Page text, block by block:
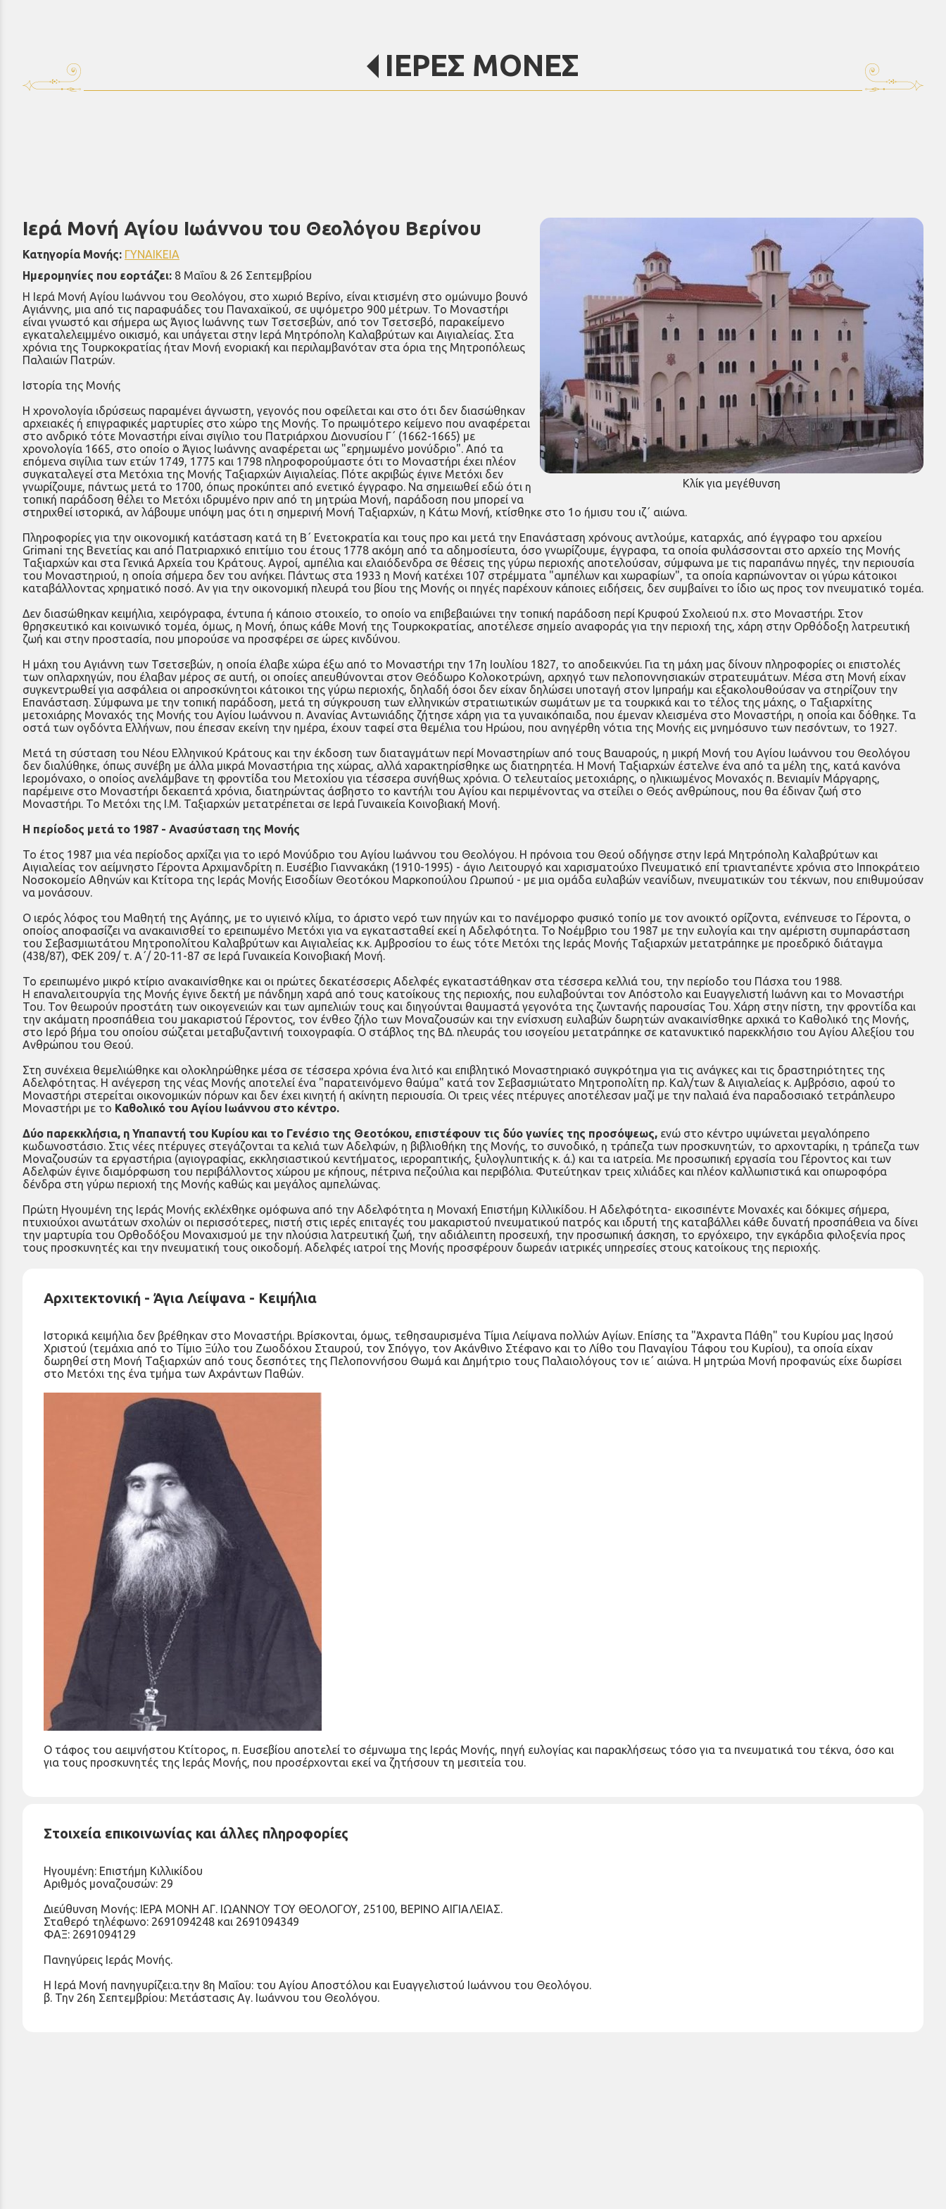
ΙΕΡΕΣ ΜΟΝΕΣ
Κλίκ για μεγέθυνση
Ιερά Μονή Αγίου Ιωάννου του Θεολόγου Βερίνου
Κατηγορία Μονής: ΓΥΝΑΙΚΕΙΑ
Ημερομηνίες που εορτάζει: 8 Μαΐου & 26 Σεπτεμβρίου
Η Ιερά Μονή Αγίου Ιωάννου του Θεολόγου, στο χωριό Βερίνο, είναι κτισμένη στο ομώνυμο βουνό
Αγιάννης, μια από τις παραφυάδες του Παναχαïκού, σε υψόμετρο 900 μέτρων. Το Μοναστήρι
είναι γνωστό και σήμερα ως Άγιος Ιωάννης των Τσετσεβών, από τον Τσετσεβό, παρακείμενο
εγκαταλελειμμένο οικισμό, και υπάγεται στην Ιερά Μητρόπολη Καλαβρύτων και Αιγιαλείας. Στα
χρόνια της Τουρκοκρατίας ήταν Μονή ενοριακή και περιλαμβανόταν στα όρια της Μητροπόλεως
Παλαιών Πατρών.
Ιστορία της Μονής
Η χρονολογία ιδρύσεως παραμένει άγνωστη, γεγονός που οφείλεται και στο ότι δεν διασώθηκαν
αρχειακές ή επιγραφικές μαρτυρίες στο χώρο της Μονής. Το πρωιμότερο κείμενο που αναφέρεται
στο ανδρικό τότε Μοναστήρι είναι σιγίλιο του Πατριάρχου Διονυσίου Γ΄ (1662-1665) με
χρονολογία 1665, στο οποίο ο Άγιος Ιωάννης αναφέρεται ως "ερημωμένο μονύδριο". Από τα
επόμενα σιγίλια των ετών 1749, 1775 και 1798 πληροφορούμαστε ότι το Μοναστήρι έχει πλέον
συγκαταλεγεί στα Μετόχια της Μονής Ταξιαρχών Αιγιαλείας. Πότε ακριβώς έγινε Μετόχι δεν
γνωρίζουμε, πάντως μετά το 1700, όπως προκύπτει από ενετικό έγγραφο. Να σημειωθεί εδώ ότι η
τοπική παράδοση θέλει το Μετόχι ιδρυμένο πριν από τη μητρώα Μονή, παράδοση που μπορεί να
στηριχθεί ιστορικά, αν λάβουμε υπόψη μας ότι η σημερινή Μονή Ταξιαρχών, η Κάτω Μονή, κτίσθηκε στο 1ο ήμισυ του ιζ΄ αιώνα.
Πληροφορίες για την οικονομική κατάσταση κατά τη Β΄ Ενετοκρατία και τους προ και μετά την Επανάσταση χρόνους αντλούμε, καταρχάς, από έγγραφο του αρχείου
Grimani της Βενετίας και από Πατριαρχικό επιτίμιο του έτους 1778 ακόμη από τα αδημοσίευτα, όσο γνωρίζουμε, έγγραφα, τα οποία φυλάσσονται στο αρχείο της Μονής
Ταξιαρχών και στα Γενικά Αρχεία του Κράτους. Αγροί, αμπέλια και ελαιόδενδρα σε θέσεις της γύρω περιοχής αποτελούσαν, σύμφωνα με τις παραπάνω πηγές, την περιουσία
του Μοναστηριού, η οποία σήμερα δεν του ανήκει. Πάντως στα 1933 η Μονή κατέχει 107 στρέμματα "αμπέλων και χωραφίων", τα οποία καρπώνονταν οι γύρω κάτοικοι
καταβάλλοντας χρηματικό ποσό. Αν για την οικονομική πλευρά του βίου της Μονής οι πηγές παρέχουν κάποιες ειδήσεις, δεν συμβαίνει το ίδιο ως προς τον πνευματικό τομέα.
Δεν διασώθηκαν κειμήλια, χειρόγραφα, έντυπα ή κάποιο στοιχείο, το οποίο να επιβεβαιώνει την τοπική παράδοση περί Κρυφού Σχολειού π.χ. στο Μοναστήρι. Στον
θρησκευτικό και κοινωνικό τομέα, όμως, η Μονή, όπως κάθε Μονή της Τουρκοκρατίας, αποτέλεσε σημείο αναφοράς για την περιοχή της, χάρη στην Ορθόδοξη λατρευτική
ζωή και στην προστασία, που μπορούσε να προσφέρει σε ώρες κινδύνου.
Η μάχη του Αγιάννη των Τσετσεβών, η οποία έλαβε χώρα έξω από το Μοναστήρι την 17η Ιουλίου 1827, το αποδεικνύει. Για τη μάχη μας δίνουν πληροφορίες οι επιστολές
των οπλαρχηγών, που έλαβαν μέρος σε αυτή, οι οποίες απευθύνονται στον Θεόδωρο Κολοκοτρώνη, αρχηγό των πελοποννησιακών στρατευμάτων. Μέσα στη Μονή είχαν
συγκεντρωθεί για ασφάλεια οι απροσκύνητοι κάτοικοι της γύρω περιοχής, δηλαδή όσοι δεν είχαν δηλώσει υποταγή στον Ιμπραήμ και εξακολουθούσαν να στηρίζουν την
Επανάσταση. Σύμφωνα με την τοπική παράδοση, μετά τη σύγκρουση των ελληνικών στρατιωτικών σωμάτων με τα τουρκικά και το τέλος της μάχης, ο Ταξιαρχίτης
μετοχιάρης Μοναχός της Μονής του Αγίου Ιωάννου π. Ανανίας Αντωνιάδης ζήτησε χάρη για τα γυναικόπαιδα, που έμεναν κλεισμένα στο Μοναστήρι, η οποία και δόθηκε. Τα
οστά των ογδόντα Ελλήνων, που έπεσαν εκείνη την ημέρα, έχουν ταφεί στα θεμέλια του Ηρώου, που ανηγέρθη νότια της Μονής εις μνημόσυνο των πεσόντων, το 1927.
Μετά τη σύσταση του Νέου Ελληνικού Κράτους και την έκδοση των διαταγμάτων περί Μοναστηρίων από τους Βαυαρούς, η μικρή Μονή του Αγίου Ιωάννου του Θεολόγου
δεν διαλύθηκε, όπως συνέβη με άλλα μικρά Μοναστήρια της χώρας, αλλά χαρακτηρίσθηκε ως διατηρητέα. Η Μονή Ταξιαρχών έστελνε ένα από τα μέλη της, κατά κανόνα
Ιερομόναχο, ο οποίος ανελάμβανε τη φροντίδα του Μετοχίου για τέσσερα συνήθως χρόνια. Ο τελευταίος μετοχιάρης, ο ηλικιωμένος Μοναχός π. Βενιαμίν Μάργαρης,
παρέμεινε στο Μοναστήρι δεκαεπτά χρόνια, διατηρώντας άσβηστο το καντήλι του Αγίου και περιμένοντας να στείλει ο Θεός ανθρώπους, που θα έδιναν ζωή στο
Μοναστήρι. Το Μετόχι της Ι.Μ. Ταξιαρχών μετατρέπεται σε Ιερά Γυναικεία Κοινοβιακή Μονή.
Η περίοδος μετά το 1987 - Ανασύσταση της Μονής
Το έτος 1987 μια νέα περίοδος αρχίζει για το ιερό Μονύδριο του Αγίου Ιωάννου του Θεολόγου. Η πρόνοια του Θεού οδήγησε στην Ιερά Μητρόπολη Καλαβρύτων και
Αιγιαλείας τον αείμνηστο Γέροντα Αρχιμανδρίτη π. Ευσέβιο Γιαννακάκη (1910-1995) - άγιο Λειτουργό και χαρισματούχο Πνευματικό επί τριανταπέντε χρόνια στο Ιπποκράτειο
Νοσοκομείο Αθηνών και Κτίτορα της Ιεράς Μονής Εισοδίων Θεοτόκου Μαρκοπούλου Ωρωπού - με μια ομάδα ευλαβών νεανίδων, πνευματικών του τέκνων, που επιθυμούσαν
να μονάσουν.
Ο ιερός λόφος του Μαθητή της Αγάπης, με το υγιεινό κλίμα, το άριστο νερό των πηγών και το πανέμορφο φυσικό τοπίο με τον ανοικτό ορίζοντα, ενέπνευσε το Γέροντα, ο
οποίος αποφασίζει να ανακαινισθεί το ερειπωμένο Μετόχι για να εγκατασταθεί εκεί η Αδελφότητα. Το Νοέμβριο του 1987 με την ευλογία και την αμέριστη συμπαράσταση
του Σεβασμιωτάτου Μητροπολίτου Καλαβρύτων και Αιγιαλείας κ.κ. Αμβροσίου το έως τότε Μετόχι της Ιεράς Μονής Ταξιαρχών μετατράπηκε με προεδρικό διάταγμα
(438/87), ΦΕΚ 209/ τ. Α΄/ 20-11-87 σε Ιερά Γυναικεία Κοινοβιακή Μονή.
Το ερειπωμένο μικρό κτίριο ανακαινίσθηκε και οι πρώτες δεκατέσσερις Αδελφές εγκαταστάθηκαν στα τέσσερα κελλιά του, την περίοδο του Πάσχα του 1988.
Η επαναλειτουργία της Μονής έγινε δεκτή με πάνδημη χαρά από τους κατοίκους της περιοχής, που ευλαβούνται τον Απόστολο και Ευαγγελιστή Ιωάννη και το Μοναστήρι
Του. Τον θεωρούν προστάτη των οικογενειών και των αμπελιών τους και διηγούνται θαυμαστά γεγονότα της ζωντανής παρουσίας Του. Χάρη στην πίστη, την φροντίδα και
την ακάματη προσπάθεια του μακαριστού Γέροντος, τον ένθεο ζήλο των Μοναζουσών και την ενίσχυση ευλαβών δωρητών ανακαινίσθηκε αρχικά το Καθολικό της Μονής,
στο Ιερό βήμα του οποίου σώζεται μεταβυζαντινή τοιχογραφία. Ο στάβλος της ΒΔ. πλευράς του ισογείου μετατράπηκε σε κατανυκτικό παρεκκλήσιο του Αγίου Αλεξίου του
Ανθρώπου του Θεού.
Στη συνέχεια θεμελιώθηκε και ολοκληρώθηκε μέσα σε τέσσερα χρόνια ένα λιτό και επιβλητικό Μοναστηριακό συγκρότημα για τις ανάγκες και τις δραστηριότητες της
Αδελφότητας. Η ανέγερση της νέας Μονής αποτελεί ένα "παρατεινόμενο θαύμα" κατά τον Σεβασμιώτατο Μητροπολίτη πρ. Καλ/των & Αιγιαλείας κ. Αμβρόσιο, αφού το
Μοναστήρι στερείται οικονομικών πόρων και δεν έχει κινητή ή ακίνητη περιουσία. Οι τρεις νέες πτέρυγες αποτέλεσαν μαζί με την παλαιά ένα παραδοσιακό τετράπλευρο
Μοναστήρι με το Καθολικό του Αγίου Ιωάννου στο κέντρο.
Δύο παρεκκλήσια, η Υπαπαντή του Κυρίου και το Γενέσιο της Θεοτόκου, επιστέφουν τις δύο γωνίες της προσόψεως, ενώ στο κέντρο υψώνεται μεγαλόπρεπο
κωδωνοστάσιο. Στις νέες πτέρυγες στεγάζονται τα κελιά των Αδελφών, η βιβλιοθήκη της Μονής, το συνοδικό, η τράπεζα των προσκυνητών, το αρχονταρίκι, η τράπεζα των
Μοναζουσών τα εργαστήρια (αγιογραφίας, εκκλησιαστικού κεντήματος, ιεροραπτικής, ξυλογλυπτικής κ. ά.) και τα ιατρεία. Με προσωπική εργασία του Γέροντος και των
Αδελφών έγινε διαμόρφωση του περιβάλλοντος χώρου με κήπους, πέτρινα πεζούλια και περιβόλια. Φυτεύτηκαν τρεις χιλιάδες και πλέον καλλωπιστικά και οπωροφόρα
δένδρα στη γύρω περιοχή της Μονής καθώς και μεγάλος αμπελώνας.
Πρώτη Ηγουμένη της Ιεράς Μονής εκλέχθηκε ομόφωνα από την Αδελφότητα η Μοναχή Επιστήμη Κιλλικίδου. Η Αδελφότητα- εικοσιπέντε Μοναχές και δόκιμες σήμερα,
πτυχιούχοι ανωτάτων σχολών οι περισσότερες, πιστή στις ιερές επιταγές του μακαριστού πνευματικού πατρός και ιδρυτή της καταβάλλει κάθε δυνατή προσπάθεια να δίνει
την μαρτυρία του Ορθοδόξου Μοναχισμού με την πλούσια λατρευτική ζωή, την αδιάλειπτη προσευχή, την προσωπική άσκηση, το εργόχειρο, την εγκάρδια φιλοξενία προς
τους προσκυνητές και την πνευματική τους οικοδομή. Αδελφές ιατροί της Μονής προσφέρουν δωρεάν ιατρικές υπηρεσίες στους κατοίκους της περιοχής.
Αρχιτεκτονική - Άγια Λείψανα - Κειμήλια
Ιστορικά κειμήλια δεν βρέθηκαν στο Μοναστήρι. Βρίσκονται, όμως, τεθησαυρισμένα Τίμια Λείψανα πολλών Αγίων. Επίσης τα "Άχραντα Πάθη" του Κυρίου μας Ιησού
Χριστού (τεμάχια από το Τίμιο Ξύλο του Ζωοδόχου Σταυρού, τον Σπόγγο, τον Ακάνθινο Στέφανο και το Λίθο του Παναγίου Τάφου του Κυρίου), τα οποία είχαν
δωρηθεί στη Μονή Ταξιαρχών από τους δεσπότες της Πελοποννήσου Θωμά και Δημήτριο τους Παλαιολόγους τον ιε΄ αιώνα. Η μητρώα Μονή προφανώς είχε δωρίσει
στο Μετόχι της ένα τμήμα των Αχράντων Παθών.
Ο τάφος του αειμνήστου Κτίτορος, π. Ευσεβίου αποτελεί το σέμνωμα της Ιεράς Μονής, πηγή ευλογίας και παρακλήσεως τόσο για τα πνευματικά του τέκνα, όσο και
για τους προσκυνητές της Ιεράς Μονής, που προσέρχονται εκεί να ζητήσουν τη μεσιτεία του.
Στοιχεία επικοινωνίας και άλλες πληροφορίες
Ηγουμένη: Επιστήμη Κιλλικίδου
Αριθμός μοναζουσών: 29
Διεύθυνση Μονής: ΙΕΡΑ ΜΟΝΗ ΑΓ. ΙΩΑΝΝΟΥ ΤΟΥ ΘΕΟΛΟΓΟΥ, 25100, ΒΕΡΙΝΟ ΑΙΓΙΑΛΕΙΑΣ.
Σταθερό τηλέφωνο: 2691094248 και 2691094349
ΦΑΞ: 2691094129
Πανηγύρεις Ιεράς Μονής.
Η Ιερά Μονή πανηγυρίζει:α.την 8η Μαΐου: του Αγίου Αποστόλου και Ευαγγελιστού Ιωάννου του Θεολόγου.
β. Την 26η Σεπτεμβρίου: Μετάστασις Αγ. Ιωάννου του Θεολόγου.